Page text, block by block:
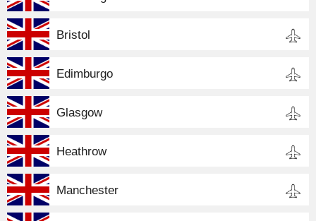
Bristol
Edimburgo
Glasgow
Heathrow
Manchester